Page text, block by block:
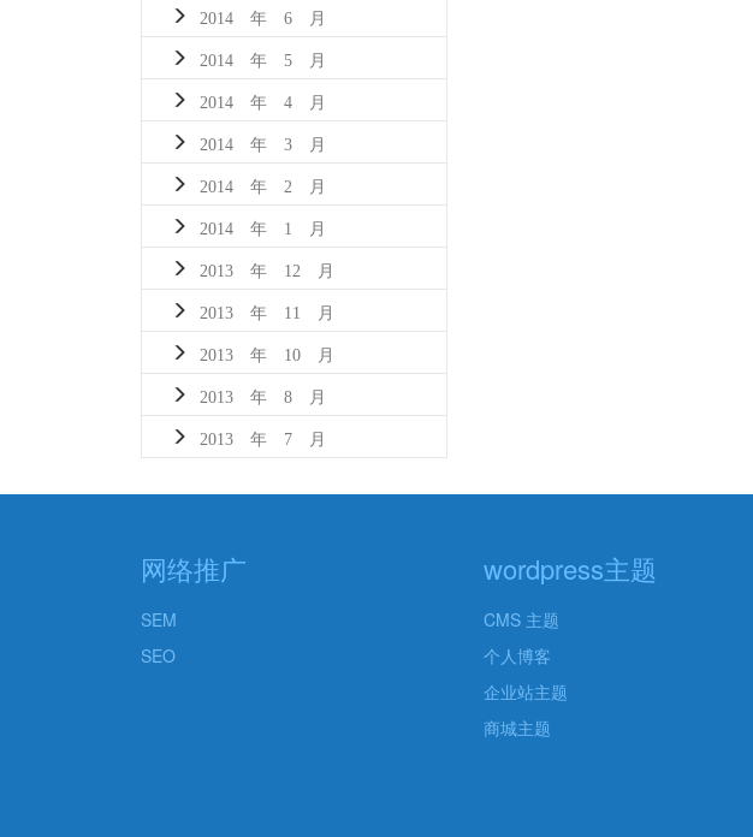
2014 年 6 月
2014 年 5 月
2014 年 4 月
2014 年 3 月
2014 年 2 月
2014 年 1 月
2013 年 12 月
2013 年 11 月
2013 年 10 月
2013 年 8 月
2013 年 7 月
网络推广
SEM
SEO
wordpress主题
CMS 主题
个人博客
企业站主题
商城主题